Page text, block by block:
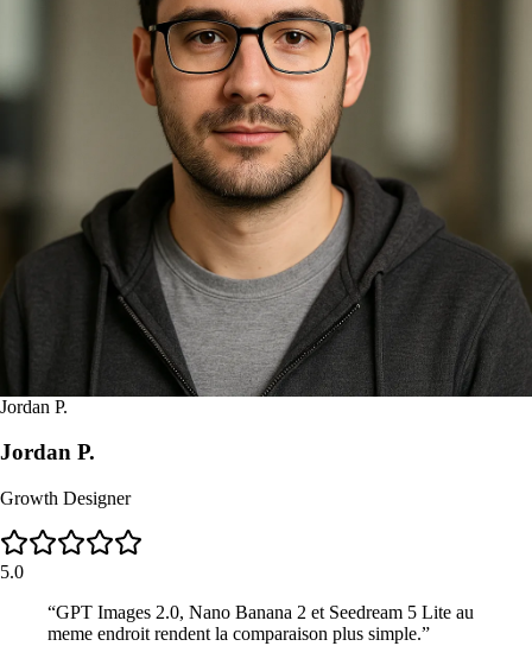
Jordan P.
Jordan P.
Growth Designer
5.0
“GPT Images 2.0, Nano Banana 2 et Seedream 5 Lite au
meme endroit rendent la comparaison plus simple.”